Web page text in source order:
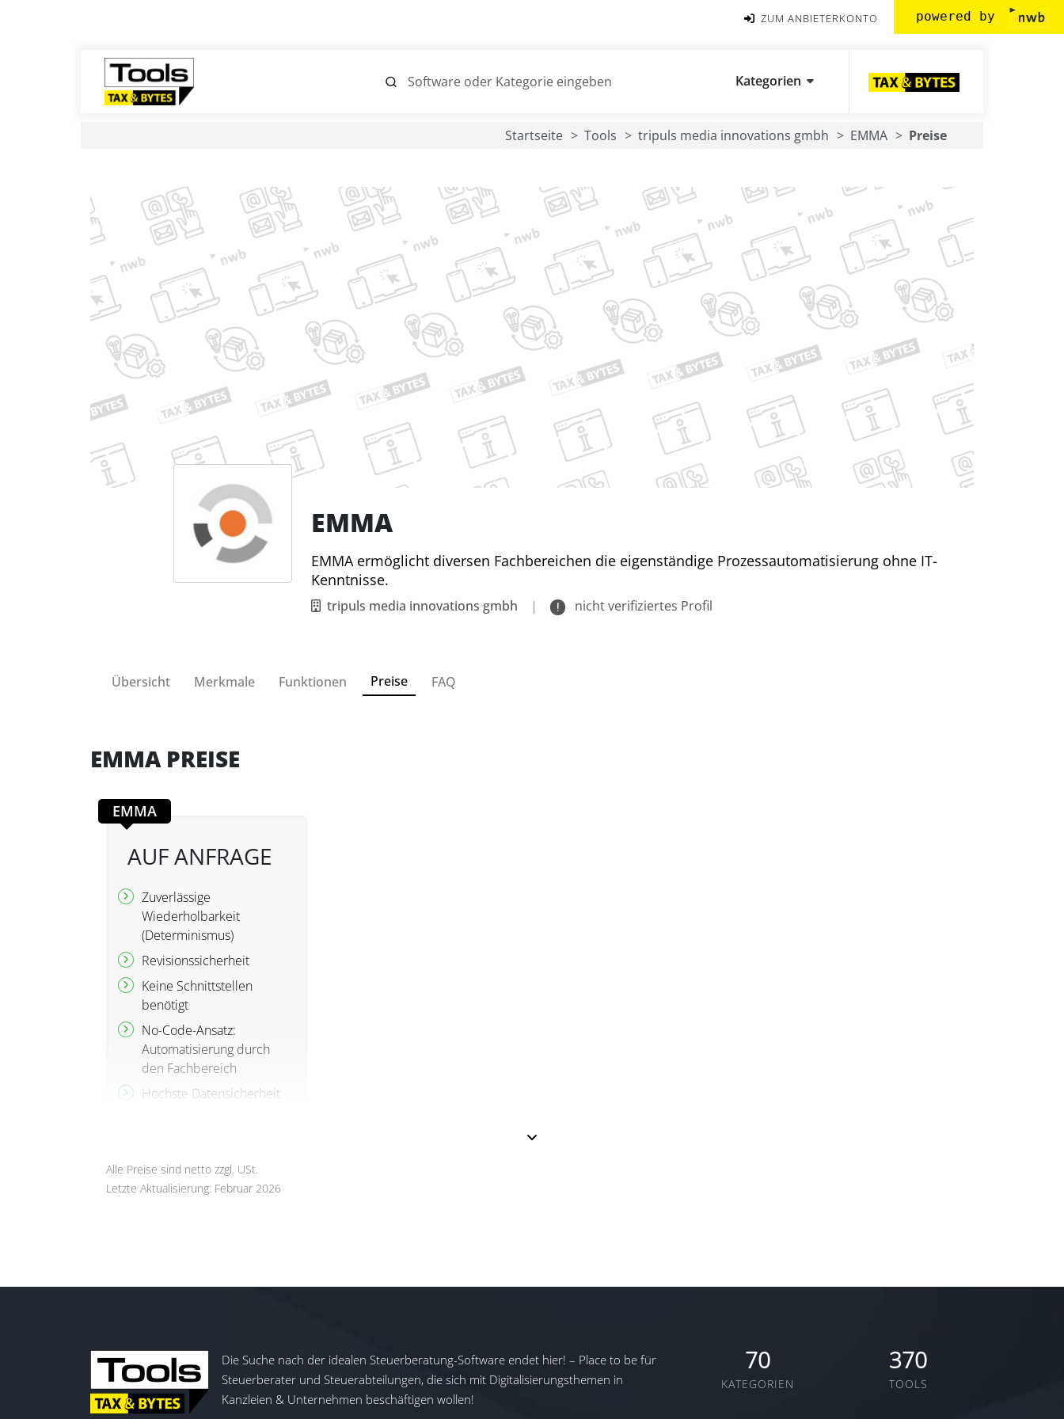
ZUM ANBIETERKONTO powered by
Kategorien
Startseite Tools tripuls media innovations gmbh EMMA Preise
EMMA
EMMA ermöglicht diversen Fachbereichen die eigenständige Prozessautomatisierung ohne IT-
Kenntnisse.
tripuls media innovations gmbh | nicht verifiziertes Profil
Übersicht Merkmale Funktionen Preise FAQ
EMMA PREISE
EMMA
AUF ANFRAGE
Zuverlässige
Wiederholbarkeit
(Determinismus)
Revisionssicherheit
Keine Schnittstellen
benötigt
No-Code-Ansatz:
Automatisierung durch
den Fachbereich
Höchste Datensicherheit
Alle Preise sind netto zzgl. USt.
Letzte Aktualisierung: Februar 2026
Die Suche nach der idealen Steuerberatung-Software endet hier! – Place to be für
Steuerberater und Steuerabteilungen, die sich mit Digitalisierungsthemen in
Kanzleien & Unternehmen beschäftigen wollen!
70
KATEGORIEN
370
TOOLS